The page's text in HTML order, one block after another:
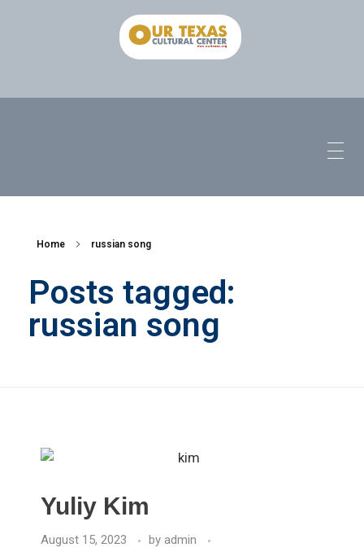
Home russian song
Posts tagged:
russian song
Yuliy Kim
August 15, 2023 by admin